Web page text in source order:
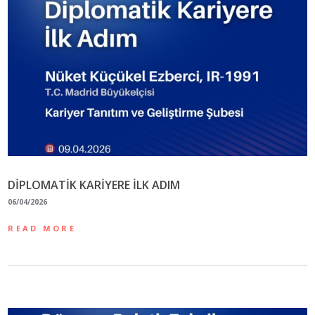
DİPLOMATİK KARİYERE İLK ADIM
06/04/2026
READ MORE